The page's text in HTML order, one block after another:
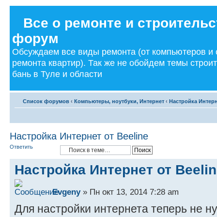
Все о ремонте и
форум
Обсуждаем все виды ремонта (от компьютеров
ремонта квартир). Так же не обойдем темы
бань в Туле и области
Список форумов ‹ Компьютеры, ноутбуки, Интернет ‹ Настройка
Настройка Интернет от Beeline
Ответить
Настройка Интернет от
Evgeny» Пн окт 13, 2014 7:28 am
Для настройки интернета теперь не